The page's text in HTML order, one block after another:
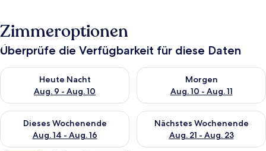
Zimmeroptionen
Überprüfe die Verfügbarkeit für diese Daten
Heute Nacht
Aug. 9 - Aug. 10
Überprüfe die Verfügbarkeit für heute Nacht, Aug. 9 - Aug.
Morgen
Aug. 10 - Aug. 11
Überprüfe die Verfügbarkeit
Dieses Wochenende
Aug. 14 - Aug. 16
Überprüfe die Verfügbarkeit für dieses Wochenende, Aug. 14
Nächstes Wochenende
Aug. 21 - Aug. 23
Überprüfe die Verfügbarkeit